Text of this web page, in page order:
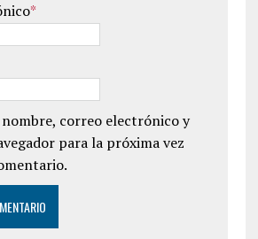
*
correo electrónico y
para la próxima vez